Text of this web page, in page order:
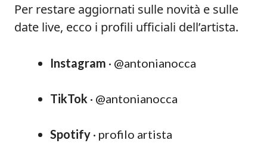
Per restare aggiornati sulle novità e sulle
date live, ecco i profili ufficiali dell’artista.
Instagram · @antonianocca
TikTok · @antonianocca
Spotify · profilo artista